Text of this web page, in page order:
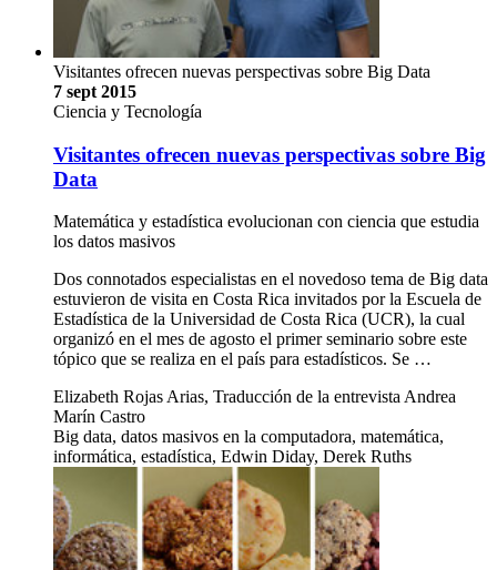
Visitantes ofrecen nuevas perspectivas sobre Big Data
7 sept 2015
Ciencia y Tecnología
Visitantes ofrecen nuevas perspectivas sobre Big
Data
Matemática y estadística evolucionan con ciencia que estudia
los datos masivos
Dos connotados especialistas en el novedoso tema de Big data
estuvieron de visita en Costa Rica invitados por la Escuela de
Estadística de la Universidad de Costa Rica (UCR), la cual
organizó en el mes de agosto el primer seminario sobre este
tópico que se realiza en el país para estadísticos. Se …
Elizabeth Rojas Arias, Traducción de la entrevista Andrea
Marín Castro
Big data, datos masivos en la computadora, matemática,
informática, estadística, Edwin Diday, Derek Ruths